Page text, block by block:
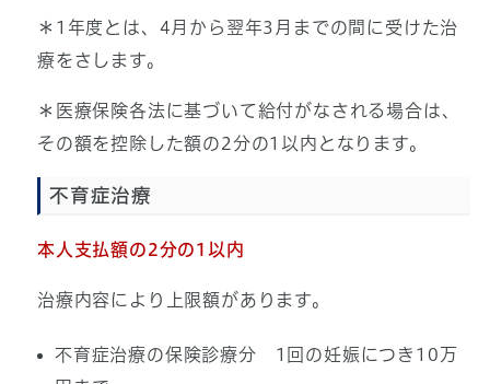
＊1年度とは、4月から翌年3月までの間に受けた治
療をさします。
＊医療保険各法に基づいて給付がなされる場合は、
その額を控除した額の2分の1以内となります。
不育症治療
本人支払額の2分の1以内
治療内容により上限額があります。
不育症治療の保険診療分 1回の妊娠につき10万